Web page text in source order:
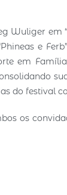
Wuliger em
e
em
do festival
os